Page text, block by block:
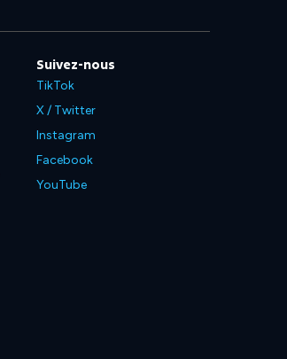
Suivez-nous
TikTok
X / Twitter
Instagram
Facebook
YouTube